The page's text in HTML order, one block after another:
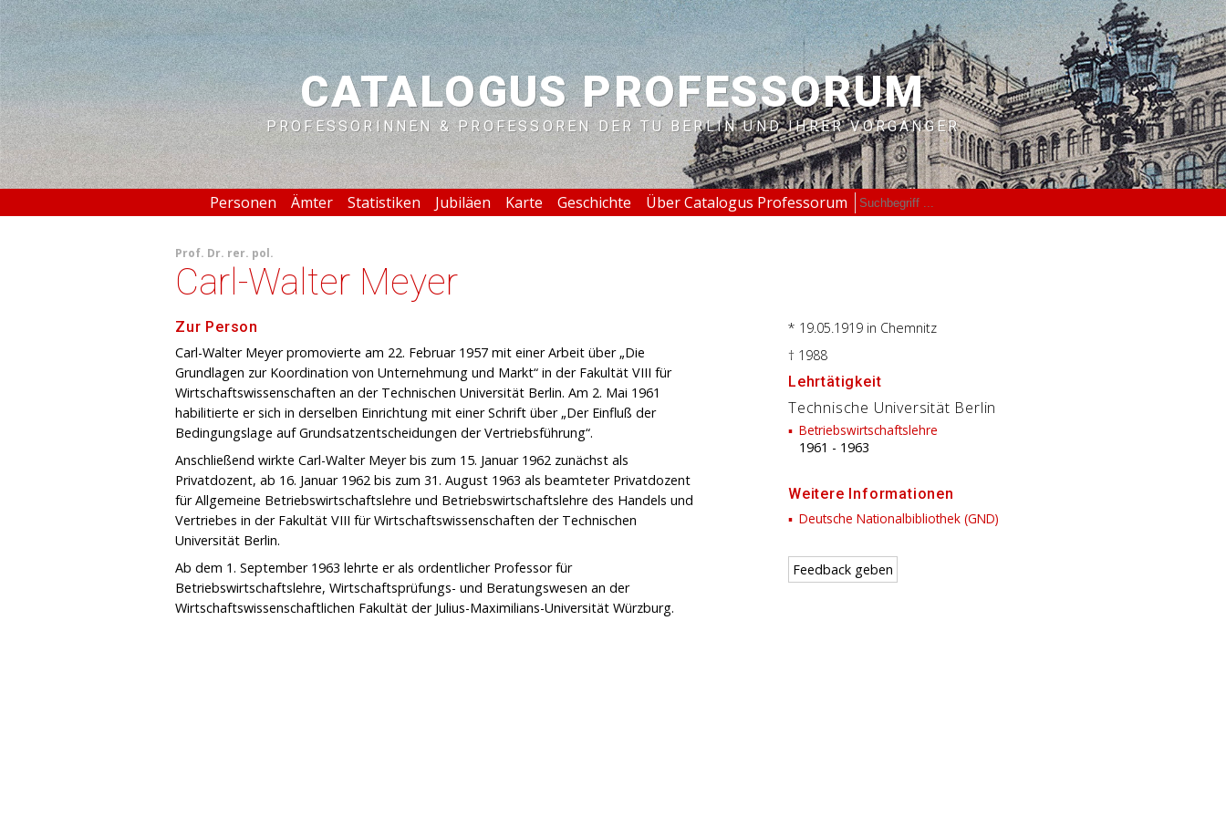
CATALOGUS PROFESSORUM
PROFESSORINNEN & PROFESSOREN DER TU BERLIN UND IHRER VORGÄNGER
Personen Ämter Statistiken Jubiläen Karte Geschichte Über Catalogus Professorum
Prof. Dr. rer. pol.
Carl-Walter Meyer
Zur Person
Carl-Walter Meyer promovierte am 22. Februar 1957 mit einer Arbeit über „Die
Grundlagen zur Koordination von Unternehmung und Markt“ in der Fakultät VIII für
Wirtschaftswissenschaften an der Technischen Universität Berlin. Am 2. Mai 1961
habilitierte er sich in derselben Einrichtung mit einer Schrift über „Der Einfluß der
Bedingungslage auf Grundsatzentscheidungen der Vertriebsführung“.
Anschließend wirkte Carl-Walter Meyer bis zum 15. Januar 1962 zunächst als
Privatdozent, ab 16. Januar 1962 bis zum 31. August 1963 als beamteter Privatdozent
für Allgemeine Betriebswirtschaftslehre und Betriebswirtschaftslehre des Handels und
Vertriebes in der Fakultät VIII für Wirtschaftswissenschaften der Technischen
Universität Berlin.
Ab dem 1. September 1963 lehrte er als ordentlicher Professor für
Betriebswirtschaftslehre, Wirtschaftsprüfungs- und Beratungswesen an der
Wirtschaftswissenschaftlichen Fakultät der Julius-Maximilians-Universität Würzburg.
* 19.05.1919 in Chemnitz
† 1988
Lehrtätigkeit
Technische Universität Berlin
Betriebswirtschaftslehre
1961 - 1963
Weitere Informationen
Deutsche Nationalbibliothek (GND)
Feedback geben